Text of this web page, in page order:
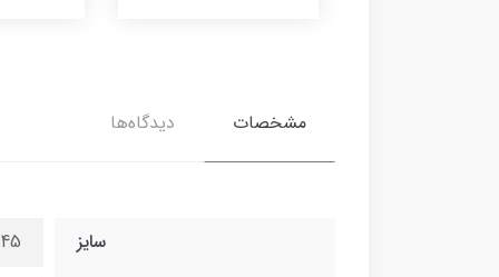
مشخصات دیدگاه‌ها
سایز 45 در 100 سانتی متر